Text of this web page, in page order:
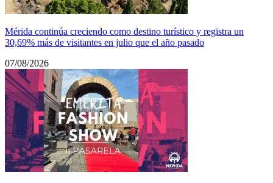
Mérida continúa creciendo como destino turístico y registra un
30,69% más de visitantes en julio que el año pasado
07/08/2026